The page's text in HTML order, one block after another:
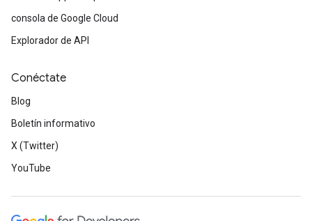
consola de Google Cloud
Explorador de API
Conéctate
Blog
Boletín informativo
X (Twitter)
YouTube